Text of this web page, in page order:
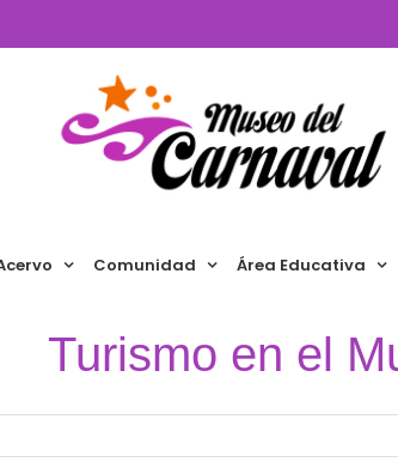
Comunidad Área Educativa
Turismo en el